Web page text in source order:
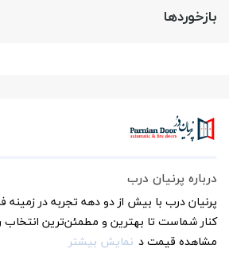
بازخوردها
درباره پرنیان درب
پرنیان درب با بیش از دو دهه تجربه در زمینه
کنار شماست تا بهترین و مطمئن‌ترین انتخاب
مشاهده قیمت د نمایش بیشتر